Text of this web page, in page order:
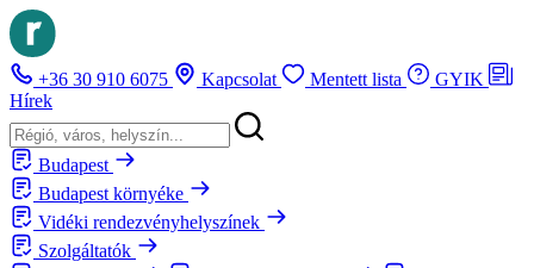
+36 30 910 6075 Kapcsolat Mentett lista
GYIK
Hírek
Budapest
Budapest környéke
Vidéki rendezvényhelyszínek
Szolgáltatók